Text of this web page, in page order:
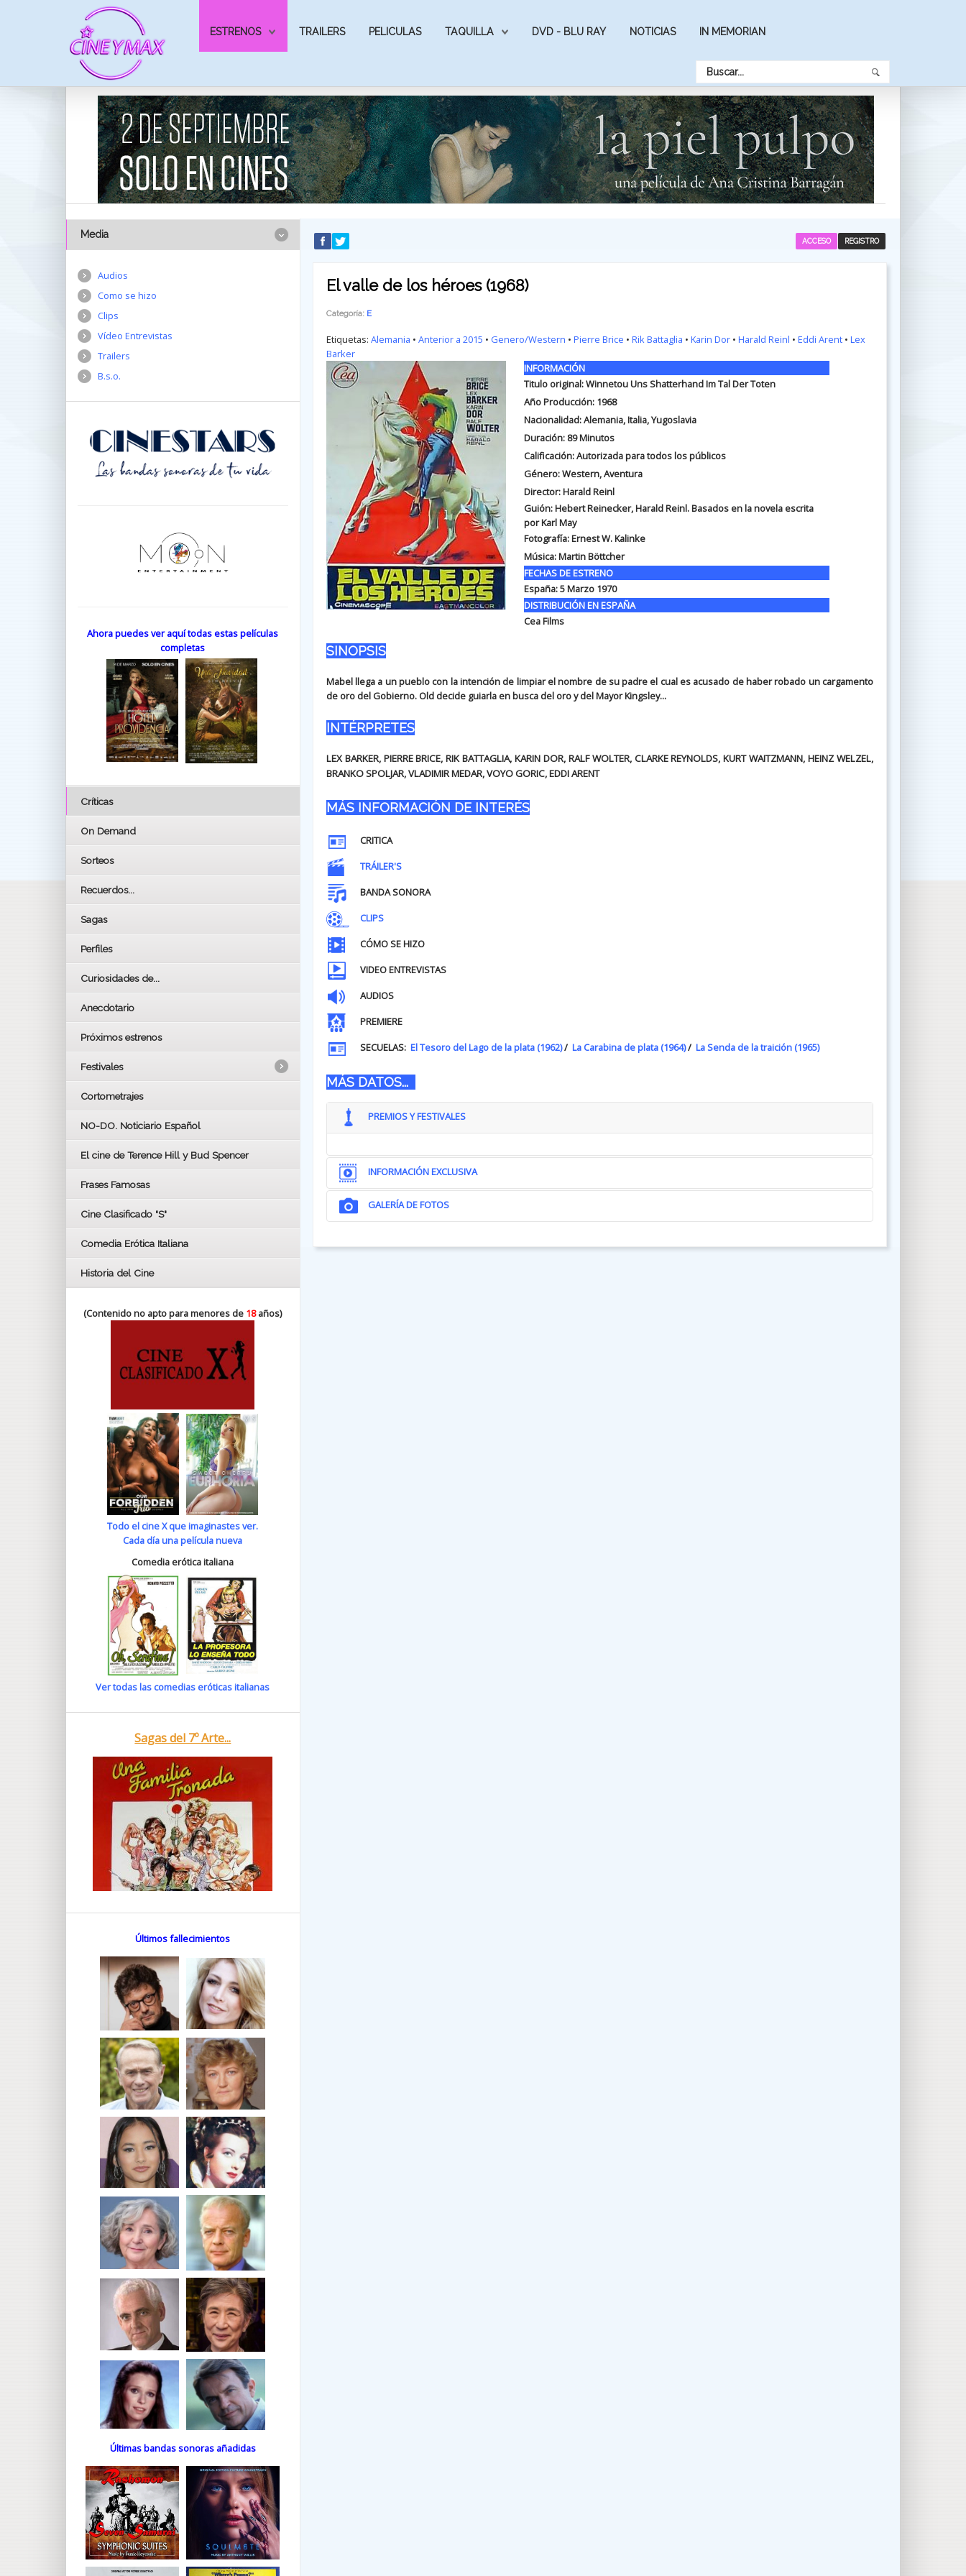
ESTRENOS TRAILERS PELICULAS TAQUILLA DVD - BLU RAY NOTICIAS IN MEMORIAN
REGISTRO
ACCESO
El valle de los héroes (1968)
Categoría: E
Etiquetas: Alemania • Anterior a 2015 • Genero/Western • Pierre Brice • Rik Battaglia • Karin Dor• Harald Reinl • Eddi Arent• Lex
Barker
INFORMACIÓN
Titulo original:Winnetou Uns Shatterhand Im Tal Der Toten
Año Producción: 1968
Nacionalidad: Alemania, Italia, Yugoslavia
Duración: 89Minutos
Calificación: Autorizada para todos los públicos
Género: Western, Aventura
Director: Harald Reinl
Guión:Hebert Reinecker, Harald Reinl. Basados en la novela escrita
por Karl May
Fotografía:Ernest W. Kalinke
Música:Martin Böttcher
FECHAS DE ESTRENO
España:5 Marzo 1970
DISTRIBUCIÓN EN ESPAÑA
Cea Films
SINOPSIS
Mabel llega a un pueblo con la intención de limpiar el nombre de su padre el cual es acusado de haber robado un cargamento
de oro del Gobierno. Old decide guiarla en busca del oro y del Mayor Kingsley...
INTÉRPRETES
LEX BARKER, PIERRE BRICE, RIK BATTAGLIA, KARIN DOR, RALF WOLTER, CLARKE REYNOLDS, KURT WAITZMANN, HEINZ WELZEL,
BRANKO SPOLJAR, VLADIMIR MEDAR, VOYO GORIC, EDDI ARENT
MÁS INFORMACIÓN DE INTERÉS
CRITICA
TRÁILER'S
BANDA SONORA
CLIPS
CÓMO SE HIZO
VIDEO ENTREVISTAS
AUDIOS
PREMIERE
SECUELAS: El Tesoro del Lago de la plata (1962)/ La Carabina de plata (1964)/ La Senda de la traición (1965)
MÁS DATOS...
PREMIOS Y FESTIVALES
INFORMACIÓN EXCLUSIVA
GALERÍA DE FOTOS
Media
Audios
Como se hizo
Clips
Vídeo Entrevistas
Trailers
B.s.o.
Ahora puedes ver aquí todas estas películas
completas
Críticas
On Demand
Sorteos
Recuerdos...
Sagas
Perfiles
Curiosidades de...
Anecdotario
Próximos estrenos
Festivales
LOS OSCARS
BAFTA
Cortometrajes
NO-DO. Noticiario Español
El cine de Terence Hill y Bud Spencer
Frases Famosas
Cine Clasificado "S"
Comedia Erótica Italiana
Historia del Cine
(Contenido no apto para menores de 18años)
Todo el cine X que imaginastes ver.
Cada día una película nueva
Comedia erótica italiana
Ver todas las comedias eróticas italianas
Sagas del 7º Arte...
Últimos fallecimientos
Últimas bandas sonoras añadidas